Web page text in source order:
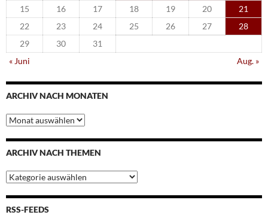
15
16 17 18 19 20
21
22
23 24 25 26 27
28
29
30
31
« Juni
Aug. »
ARCHIV NACH MONATEN
Archiv
nach
Monaten
ARCHIV NACH THEMEN
Archiv
nach
Themen
RSS-FEEDS